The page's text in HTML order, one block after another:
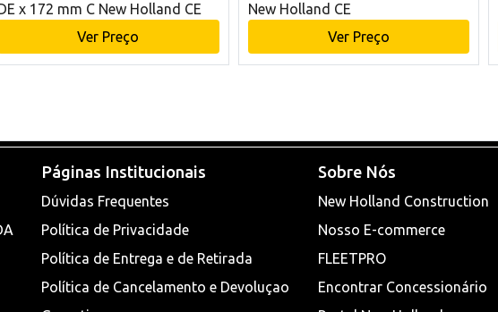
x 172 mm C New Holland CE
Ver Preço
New Holland CE
Ver Preço
Páginas Institucionais
Dúvidas Frequentes
Política de Privacidade
Política de Entrega e de Retirada
Política de Cancelamento e Devoluçao
Sobre Nós
New Holland Construction
Nosso E-commerce
FLEETPRO
Encontrar Concessionário